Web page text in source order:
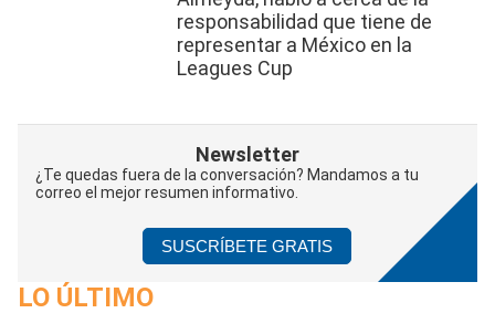
responsabilidad que tiene de
representar a México en la
Leagues Cup
Newsletter
¿Te quedas fuera de la conversación? Mandamos a tu
correo el mejor resumen informativo.
SUSCRÍBETE GRATIS
LO ÚLTIMO